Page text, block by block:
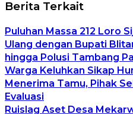
Berita Terkait
Puluhan Massa 212 Loro
Ulang dengan Bupati
hingga Polusi Tambang
Warga Keluhkan Sikap
Menerima Tamu, Pihak
Evaluasi
Ruislag Aset Desa